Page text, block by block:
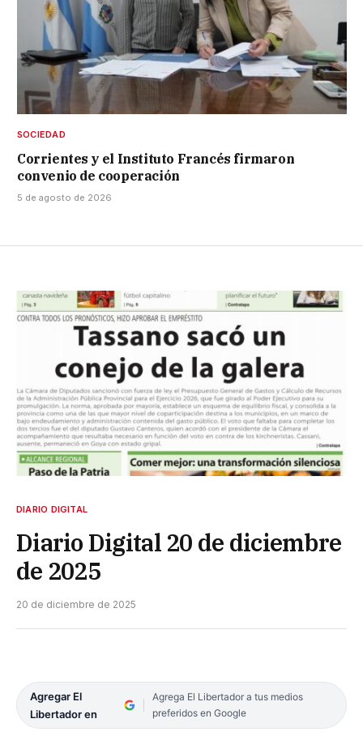
SOCIEDAD
Corrientes y el Instituto Francés firmaron
convenio de cooperación
5 de agosto de 2026
DIARIO DIGITAL
Diario Digital 20 de diciembre
de 2025
20 de diciembre de 2025
Agregar El
Libertador en
Agrega El Libertador a tus medios
preferidos en Google